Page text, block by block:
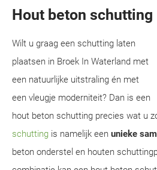
Hout beton schutting
Wilt u graag een schutting laten
plaatsen in Broek In Waterland met
een natuurlijke uitstraling én met
een vleugje moderniteit? Dan is een
hout beton schutting precies wat u
schutting is namelijk een unieke
beton onderstel en houten